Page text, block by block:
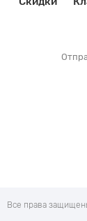
Все права